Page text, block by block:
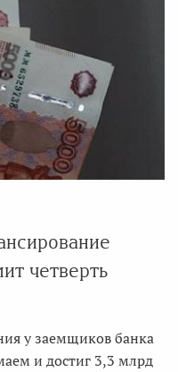
четверть
у заемщиков банка
и достиг 3,3 млрд